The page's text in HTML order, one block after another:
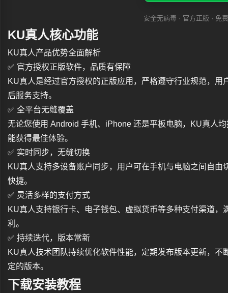
安全无病毒 · 官方正版 · 免
KU真人核心功能
KU真人产品优势全面解析
✅ 官方授权正版软件，品质有保障
KU真人是经过官方授权的正版应用，严格遵守行业规范，
后服务支持。
✅ 全平台无缝覆盖
无论您使用 Android 手机、iPhone 还是平板电脑，KU真人
能获得最佳体验。
✅ 实时同步，无缝切换
KU真人支持多设备账户同步，用户可在手机与电脑之间自
快捷。
✅ 灵活多样的支付方式
KU真人支持银行卡、电子钱包、虚拟货币等多种支付渠道
利。
✅ 持续迭代，版本常新
KU真人技术团队持续优化软件性能，定期发布版本更新，
定的版本。
下载安装教程